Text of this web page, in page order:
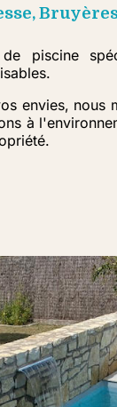
piscine
envies,
à